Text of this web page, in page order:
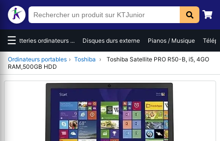
☰Batteries ordinateurs ... Disques durs externe Pianos / Musique
Ordinateurs portables › Toshiba ›
Toshiba Satellite PRO R50-B, i5, 4GO
RAM,500GB HDD